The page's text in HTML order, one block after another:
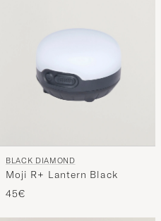
BLACK DIAMOND
Moji R+ Lantern Black
45€